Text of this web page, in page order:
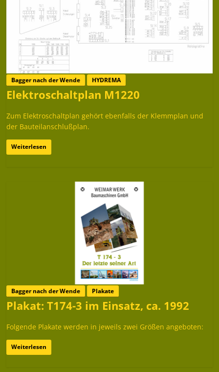
Bagger nach der Wende HYDREMA
Elektroschaltplan M1220
Zum Elektroschaltplan gehört ebenfalls der Klemmplan und
der Bauteilanschlußplan.
Weiterlesen
Bagger nach der Wende Plakate
Plakat: T174-3 im Einsatz, ca. 1992
Folgende Plakate werden in jeweils zwei Größen angeboten:
Weiterlesen